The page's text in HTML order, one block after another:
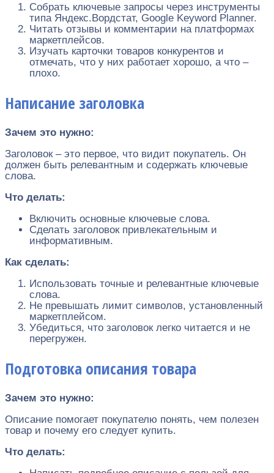
Собрать ключевые запросы через инструменты
типа Яндекс.Вордстат, Google Keyword Planner.
Читать отзывы и комментарии на платформах
маркетплейсов.
Изучать карточки товаров конкурентов и
отмечать, что у них работает хорошо, а что –
плохо.
Написание заголовка
Зачем это нужно:
Заголовок – это первое, что видит покупатель. Он
должен быть релевантным и содержать ключевые
слова.
Что делать:
Включить основные ключевые слова.
Сделать заголовок привлекательным и
информативным.
Как сделать:
Использовать точные и релевантные ключевые
слова.
Не превышать лимит символов, установленный
маркетплейсом.
Убедиться, что заголовок легко читается и не
перегружен.
Подготовка описания товара
Зачем это нужно:
Описание помогает покупателю понять, чем полезен
товар и почему его следует купить.
Что делать: